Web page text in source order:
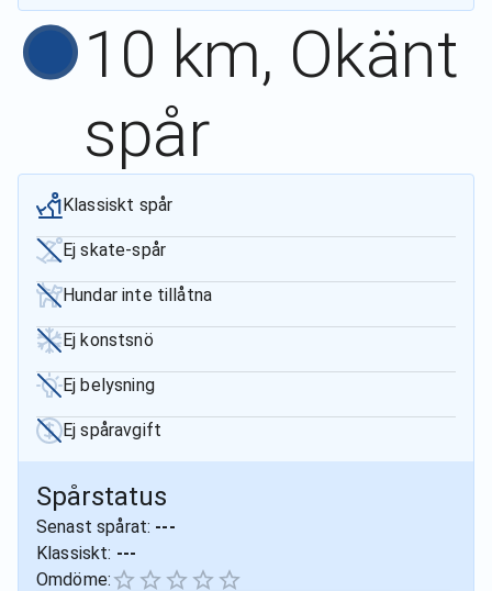
10 km, Okänt
spår
Klassiskt spår
Ej skate-spår
Hundar inte tillåtna
Ej konstsnö
Ej belysning
Ej spåravgift
Spårstatus
Senast spårat: ---
Klassiskt: ---
Omdöme: